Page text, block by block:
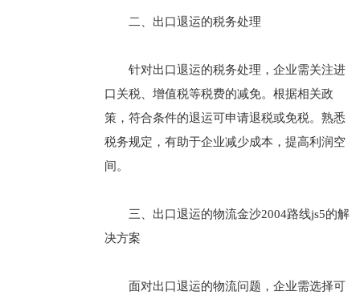
二、出口退运的税务处理
针对出口退运的税务处理，企业需关注进
口关税、增值税等税费的减免。根据相关政
策，符合条件的退运可申请退税或免税。熟悉
税务规定，有助于企业减少成本，提高利润空
间。
三、出口退运的物流金沙2004路线js5的解
决方案
面对出口退运的物流问题，企业需选择可